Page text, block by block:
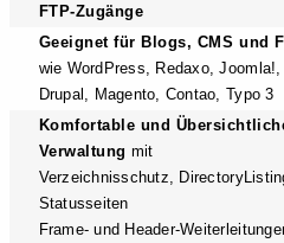
FTP-Zugänge
Geeignet für Blogs, CMS und
wie WordPress, Redaxo, Joomla!,
Drupal, Magento, Contao, Typo 3
Komfortable und
Verwaltung mit
Verzeichnisschutz,
Statusseiten
Frame- und Header-